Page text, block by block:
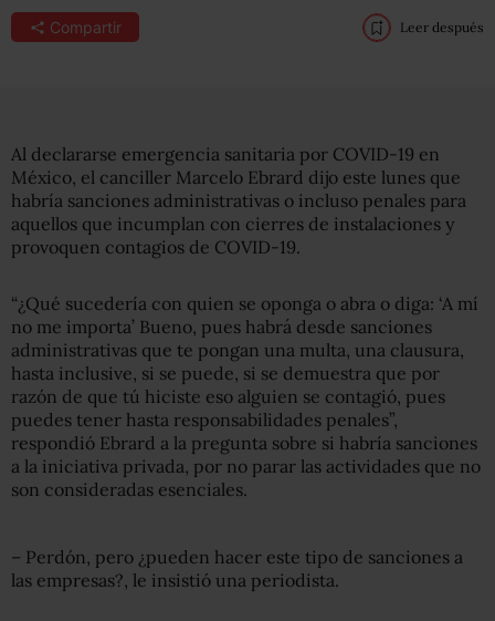
Compartir Leer después
Al declararse emergencia sanitaria por COVID-19 en
México, el canciller Marcelo Ebrard dijo este lunes que
habría sanciones administrativas o incluso penales para
aquellos que incumplan con cierres de instalaciones y
provoquen contagios de COVID-19.
“¿Qué sucedería con quien se oponga o abra o diga: ‘A mí
no me importa’ Bueno, pues habrá desde sanciones
administrativas que te pongan una multa, una clausura,
hasta inclusive, si se puede, si se demuestra que por
razón de que tú hiciste eso alguien se contagió, pues
puedes tener hasta responsabilidades penales”,
respondió Ebrard a la pregunta sobre si habría sanciones
a la iniciativa privada, por no parar las actividades que no
son consideradas esenciales.
– Perdón, pero ¿pueden hacer este tipo de sanciones a
las empresas?, le insistió una periodista.